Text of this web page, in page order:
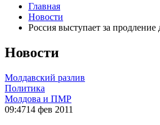
Главная
Новости
Россия выступает за
Новости
Молдавский разлив
Политика
Молдова и ПМР
09:4714 фев 2011